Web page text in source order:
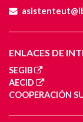
ENLACES DE
SEGIB
AECID
COOPERACIÓN